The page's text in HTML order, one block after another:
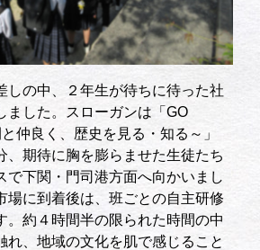
しの中、２年生が待ちに待った社
ました。スローガンは「GO
仲良く、歴史を見る・知る～」
、期待に胸を膨らませた生徒たち
で下関・門司港方面へ向かいまし
場に到着後は、班ごとの自主研修
。約４時間半の限られた時間の中
れ、地域の文化を肌で感じること